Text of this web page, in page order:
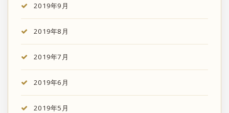
2019年9月
2019年8月
2019年7月
2019年6月
2019年5月